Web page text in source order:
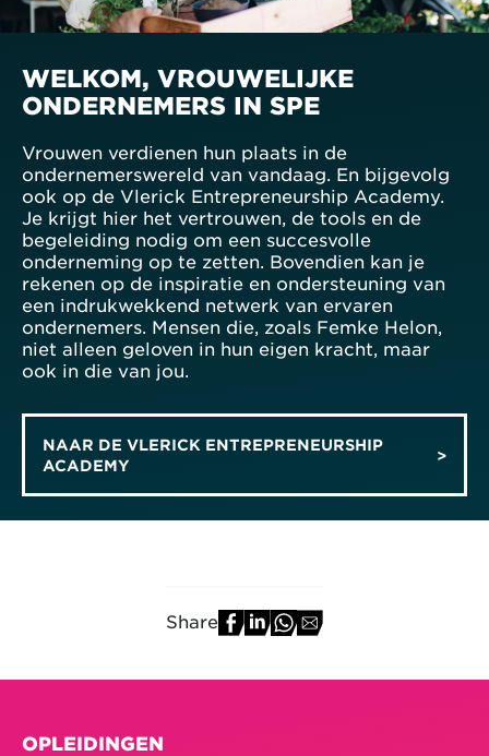
WELKOM, VROUWELIJKE
ONDERNEMERS IN SPE
Vrouwen verdienen hun plaats in de
ondernemerswereld van vandaag. En bijgevolg
ook op de Vlerick Entrepreneurship Academy.
Je krijgt hier het vertrouwen, de tools en de
begeleiding nodig om een succesvolle
onderneming op te zetten. Bovendien kan je
rekenen op de inspiratie en ondersteuning van
een indrukwekkend netwerk van ervaren
ondernemers. Mensen die, zoals Femke Helon,
niet alleen geloven in hun eigen kracht, maar
ook in die van jou.
NAAR DE VLERICK ENTREPRENEURSHIP
ACADEMY
Share
OPLEIDINGEN